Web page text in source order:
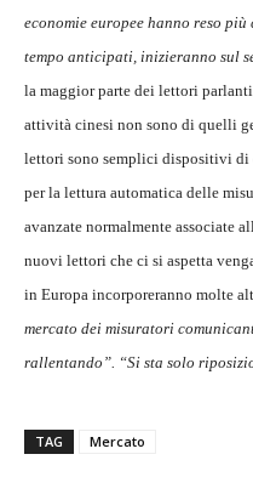
economie europee hanno reso
tempo anticipati, inizieranno sul
la maggior parte dei lettori
attività cinesi non sono di quelli
lettori sono semplici dispositivi di
per la lettura automatica delle
avanzate normalmente associate
nuovi lettori che ci si aspetta
in Europa incorporeranno molte
mercato dei misuratori
rallentando”. “Si sta solo
TAG Mercato